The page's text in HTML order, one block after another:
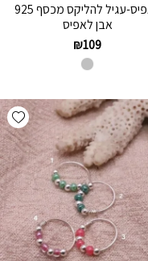
לאפיס-עגיל להליקס מכסף 925
אבן לאפיס
₪109